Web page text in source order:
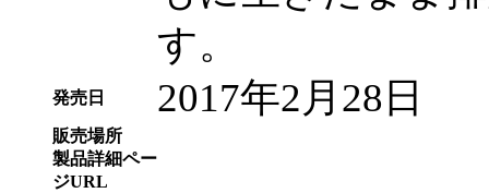
す。
発売日 2017年2月28日
販売場所
製品詳細ペー
ジURL